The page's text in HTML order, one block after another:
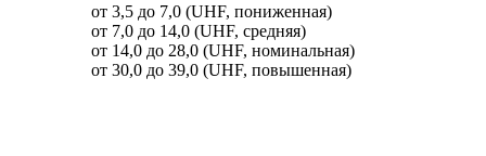
от 3,5 до 7,0 (UHF, пониженная)
от 7,0 до 14,0 (UHF, средняя)
от 14,0 до 28,0 (UHF, номинальная)
от 30,0 до 39,0 (UHF, повышенная)